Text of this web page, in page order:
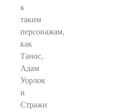
к
таким
персонажам,
как
Танос,
Адам
Уорлок
и
Стражи